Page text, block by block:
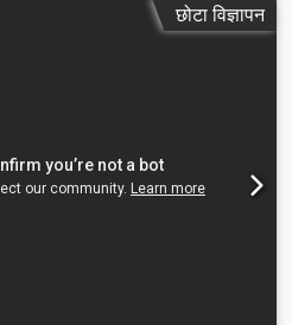
छोटा विज्ञापन